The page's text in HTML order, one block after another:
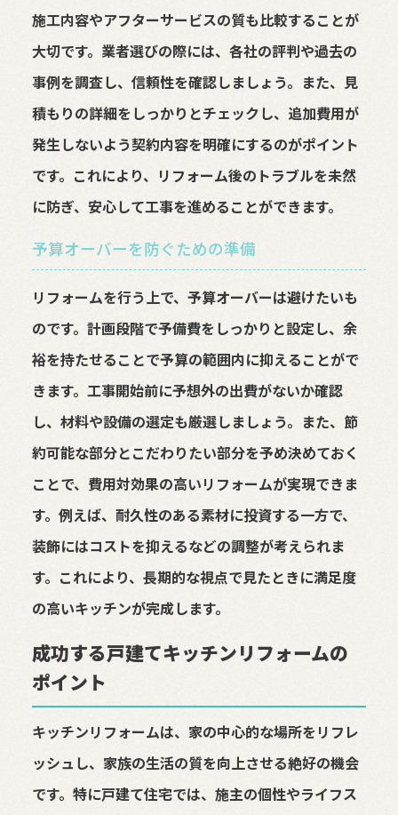
施工内容やアフターサービスの質も比較することが
大切です。業者選びの際には、各社の評判や過去の
事例を調査し、信頼性を確認しましょう。また、見
積もりの詳細をしっかりとチェックし、追加費用が
発生しないよう契約内容を明確にするのがポイント
です。これにより、リフォーム後のトラブルを未然
に防ぎ、安心して工事を進めることができます。
予算オーバーを防ぐための準備
リフォームを行う上で、予算オーバーは避けたいも
のです。計画段階で予備費をしっかりと設定し、余
裕を持たせることで予算の範囲内に抑えることがで
きます。工事開始前に予想外の出費がないか確認
し、材料や設備の選定も厳選しましょう。また、節
約可能な部分とこだわりたい部分を予め決めておく
ことで、費用対効果の高いリフォームが実現できま
す。例えば、耐久性のある素材に投資する一方で、
装飾にはコストを抑えるなどの調整が考えられま
す。これにより、長期的な視点で見たときに満足度
の高いキッチンが完成します。
成功する戸建てキッチンリフォームの
ポイント
キッチンリフォームは、家の中心的な場所をリフレ
ッシュし、家族の生活の質を向上させる絶好の機会
です。特に戸建て住宅では、施主の個性やライフス